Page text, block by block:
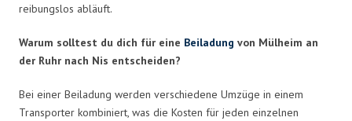
reibungslos abläuft.
Warum solltest du dich für eine Beiladung von Mülheim an
der Ruhr nach Nis entscheiden?
Bei einer Beiladung werden verschiedene Umzüge in einem
Transporter kombiniert, was die Kosten für jeden einzelnen